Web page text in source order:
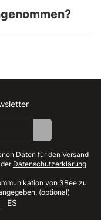
Daten für den Versand
Datenschutzerklärung
von 3Bee zu
(optional)
ES